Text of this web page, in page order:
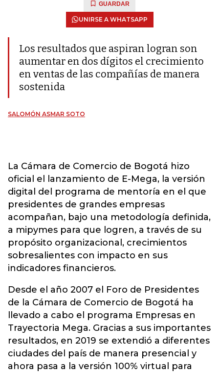
GUARDAR
UNIRSE A WHATSAPP
Los resultados que aspiran logran son
aumentar en dos dígitos el crecimiento
en ventas de las compañías de manera
sostenida
SALOMÓN ASMAR SOTO
La Cámara de Comercio de Bogotá hizo
oficial el lanzamiento de E-Mega, la versión
digital del programa de mentoría en el que
presidentes de grandes empresas
acompañan, bajo una metodología definida,
a mipymes para que logren, a través de su
propósito organizacional, crecimientos
sobresalientes con impacto en sus
indicadores financieros.
Desde el año 2007 el Foro de Presidentes
de la Cámara de Comercio de Bogotá ha
llevado a cabo el programa Empresas en
Trayectoria Mega. Gracias a sus importantes
resultados, en 2019 se extendió a diferentes
ciudades del país de manera presencial y
ahora pasa a la versión 100% virtual para